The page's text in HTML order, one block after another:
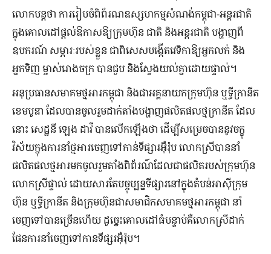
លោកបន្តថា ការរៀបចំពិព័រណឧស្សហកម្មសំណង់កម្ពុជា-អន្តរជាតិ
ក្នុងគោលដៅផ្តល់ឱកាសឱ្យក្រុមហ៊ុន ជាតិ និងអន្តរជាតិ បង្ហាញពី
ឧបករណ៍ សម្ភារៈរបស់ខ្លួន ជាពិសេសបង្កើតវេទិកាឱ្យអ្នកលក់ និង
អ្នកទិញ ម្ចាស់រោងចក្រ បានជួប និងស្វែងយល់គ្នាដោយផ្ទាល់។
អនុប្រធានសមាគមថ្មអារកម្ពុជា និងជាអគ្គនាយកក្រុមហ៊ុន ឬទ្ធីក្រានីត
ខេមបូឌា ដែលបានចូលរួមដាក់តាំងបង្ហាញផលិតផលថ្មក្រានីត ដែល
នោះ សេដ្ឋនី ឡេង ដាវី បានលើកឡើងថា ដើម្បីសម្រេចបាននូវចក្ខុ
វិស័យក្នុងការនាំថ្មអារចេញទៅកាន់ទីផ្សារអ៊ឺរ៉ុប លោកស្រីបាន​នាំ
ផលិតផលថ្មអារមកចូលរួមតាំងពិព័រណ៌ដែលជាផលិតរបស់ក្រុមហ៊ុន
លោកស្រីផ្ទាល់​ ដោយសារតែបច្ចុប្បន្នទីផ្សារនៅក្នុងតំបន់អាស៊ីក្រុម
ហ៊ុន ឬទ្ធីក្រានីត និងក្រុមហ៊ុនជាសមាជិកសមាគមថ្មអារកម្ពុជា នាំ
ចេញទៅបានច្រើនហើយ ដូច្នេះគោលដៅធំបន្ទាប់គឺលោកស្រីដាក់
ផែនការនាំចេញទៅកានទីផ្សរអ៊ឺរ៉ុប។